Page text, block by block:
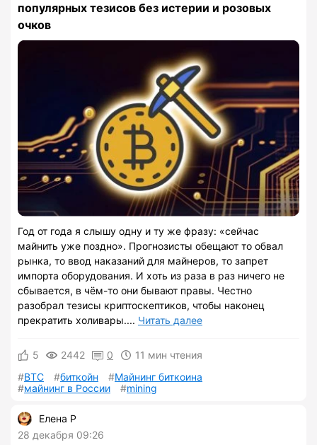
популярных тезисов без истерии и розовых
очков
Год от года я слышу одну и ту же фразу: «сейчас
майнить уже поздно». Прогнозисты обещают то обвал
рынка, то ввод наказаний для майнеров, то запрет
импорта оборудования. И хоть из раза в раз ничего не
сбывается, в чëм-то они бывают правы. Честно
разобрал тезисы криптоскептиков, чтобы наконец
прекратить холивары.... Читать далее
5 2442 0
11 мин чтения
BTC
биткойн
Майнинг биткоина
майнинг в России
mining
Елена Р
28 декабря 09:26